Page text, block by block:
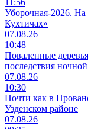
Уборочная-2026.
Кухтичах»
07.08.26
10:48
Поваленные
последствия
07.08.26
10:30
Почти как в
Узденском районе
07.08.26